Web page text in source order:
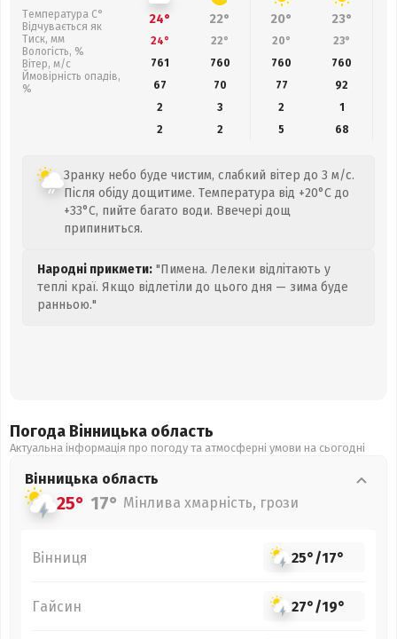
Температура С°
Відчувається як
Тиск, мм
Вологість, %
Вітер, м/с
Ймовірність опадів,
%
24° 22° 20° 23°
24° 22° 20° 23°
761
760 760 760
67
70 77 92
2
3 2
1
2
2 5 68
Зранку небо буде чистим, слабкий вітер до 3 м/с.
Після обіду дощитиме. Температура від +20°C до
+33°C, пийте багато води. Ввечері дощ
припиниться.
Народні прикмети: "Пимена. Лелеки відлітають у
теплі краї. Якщо відлетіли до цього дня — зима буде
ранньою."
Погода Вінницька область
Актуальна інформація про погоду та атмосферні умови на сьогодні
Вінницька область
25° 17° Мінлива хмарність, грози
Вінниця 25°/17°
Гайсин 27°/19°